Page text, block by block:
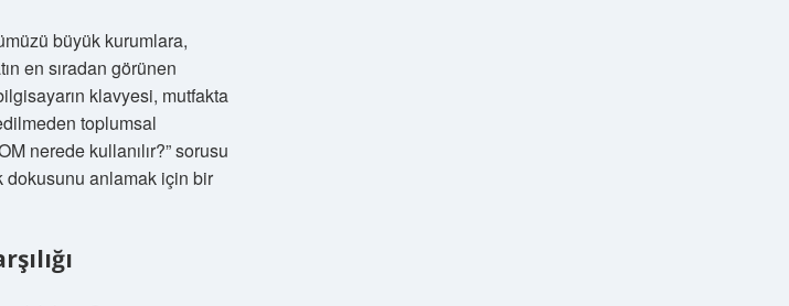
büyük kurumlara,
en sıradan görünen
klavyesi, mutfakta
toplumsal
nerede kullanılır?” sorusu
dokusunu anlamak için bir